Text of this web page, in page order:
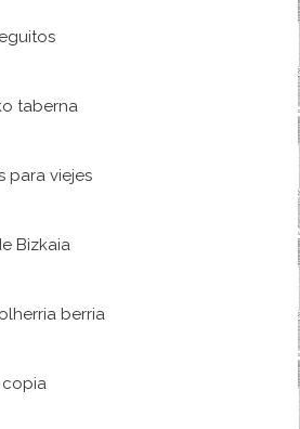
taberna
para viejes
Bizkaia
berria
copia